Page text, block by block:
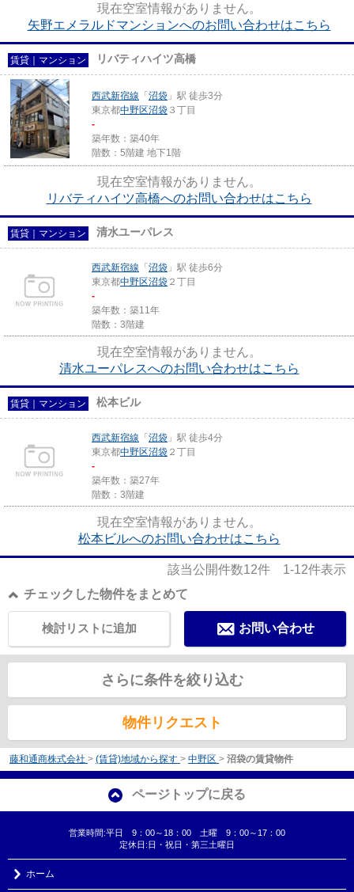
現在空室情報がありません。
矢野エメラルドマンションへのお問い合わせはこちら
賃貸｜マンション リバティハイツ高橋
西武新宿線 「 沼袋 」駅 徒歩3分
東京都中野区沼袋 ３丁目
-
築年数：築40年
階数：5階建 地下1階
現在空室情報がありません。
リバティハイツ高橋へのお問い合わせはこちら
賃貸｜マンション 清水ユーパレス
西武新宿線 「 沼袋 」駅 徒歩6分
東京都中野区沼袋 ２丁目
-
築年数：築11年
階数：3階建
現在空室情報がありません。
清水ユーパレスへのお問い合わせはこちら
賃貸｜マンション 松本ビル
西武新宿線 「 沼袋 」駅 徒歩4分
東京都中野区沼袋 ２丁目
-
築年数：築27年
階数：3階建
現在空室情報がありません。
松本ビルへのお問い合わせはこちら
該当公開件数12件 1-12件表示
チェックした物件をまとめて
お問い合わせ
検討リストに追加
さらに条件を絞り込む
物件リクエスト
藤和通商株式会社 > (賃貸)地域から探す > 中野区 > 沼袋の賃貸物件
ページトップに戻る
営業時間:平日 9：00～18：00 土曜 9：00～17：00
定休日:日・祝日・第三土曜日
ホーム